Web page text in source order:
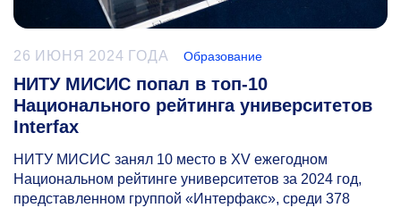
26 ИЮНЯ 2024 ГОДА Образование
НИТУ МИСИС попал в топ-10
Национального рейтинга университетов
Interfax
НИТУ МИСИС занял 10 место в XV ежегодном
Национальном рейтинге университетов за 2024 год,
представленном группой «Интерфакс», среди 378